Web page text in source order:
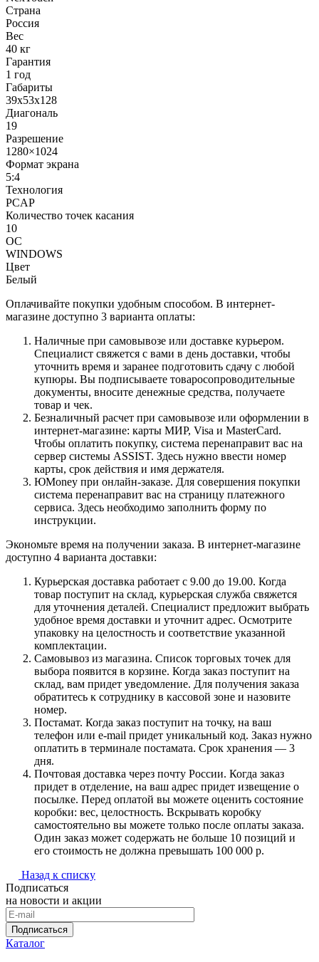
Страна
Россия
Вес
40 кг
Гарантия
1 год
Габариты
39х53х128
Диагональ
19
Разрешение
1280×1024
Формат экрана
5:4
Технология
PCAP
Количество точек касания
10
ОС
WINDOWS
Цвет
Белый
Оплачивайте покупки удобным способом. В интернет-
магазине доступно 3 варианта оплаты:
Наличные при самовывозе или доставке курьером.
Специалист свяжется с вами в день доставки, чтобы
уточнить время и заранее подготовить сдачу с любой
купюры. Вы подписываете товаросопроводительные
документы, вносите денежные средства, получаете
товар и чек.
Безналичный расчет при самовывозе или оформлении в
интернет-магазине: карты МИР, Visa и MasterCard.
Чтобы оплатить покупку, система перенаправит вас на
сервер системы ASSIST. Здесь нужно ввести номер
карты, срок действия и имя держателя.
ЮMoney при онлайн-заказе. Для совершения покупки
система перенаправит вас на страницу платежного
сервиса. Здесь необходимо заполнить форму по
инструкции.
Экономьте время на получении заказа. В интернет-магазине
доступно 4 варианта доставки:
Курьерская доставка работает с 9.00 до 19.00. Когда
товар поступит на склад, курьерская служба свяжется
для уточнения деталей. Специалист предложит выбрать
удобное время доставки и уточнит адрес. Осмотрите
упаковку на целостность и соответствие указанной
комплектации.
Самовывоз из магазина. Список торговых точек для
выбора появится в корзине. Когда заказ поступит на
склад, вам придет уведомление. Для получения заказа
обратитесь к сотруднику в кассовой зоне и назовите
номер.
Постамат. Когда заказ поступит на точку, на ваш
телефон или e-mail придет уникальный код. Заказ нужно
оплатить в терминале постамата. Срок хранения — 3
дня.
Почтовая доставка через почту России. Когда заказ
придет в отделение, на ваш адрес придет извещение о
посылке. Перед оплатой вы можете оценить состояние
коробки: вес, целостность. Вскрывать коробку
самостоятельно вы можете только после оплаты заказа.
Один заказ может содержать не больше 10 позиций и
его стоимость не должна превышать 100 000 р.
Назад к списку
Подписаться
на новости и акции
Подписаться
Каталог